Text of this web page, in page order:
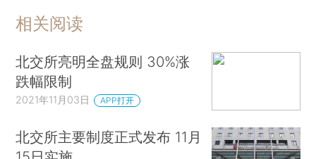
相关阅读
北交所亮明全盘规则 30%涨
跌幅限制
2021年11月03日 APP打开
北交所主要制度正式发布 11月